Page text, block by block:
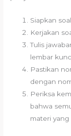
Siapkan
Kerjakan
Tulis
lembar
Pastikan
dengan
Periksa
bahwa
materi yang